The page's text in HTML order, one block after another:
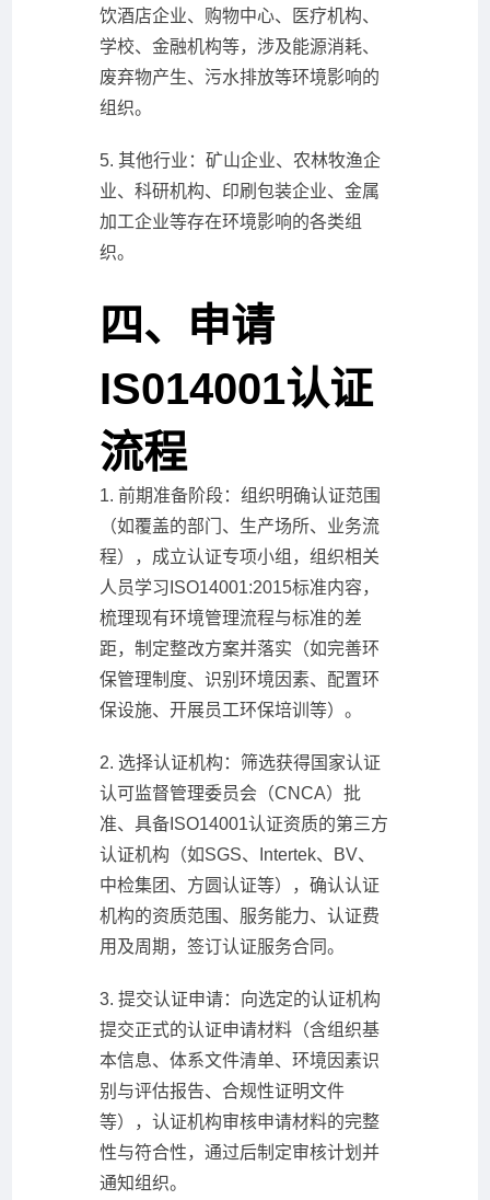
饮酒店企业、购物中心、医疗机构、
学校、金融机构等，涉及能源消耗、
废弃物产生、污水排放等环境影响的
组织。
5. 其他行业：矿山企业、农林牧渔企
业、科研机构、印刷包装企业、金属
加工企业等存在环境影响的各类组
织。
四、申请
IS014001认证
流程
1. 前期准备阶段：组织明确认证范围
（如覆盖的部门、生产场所、业务流
程），成立认证专项小组，组织相关
人员学习ISO14001:2015标准内容，
梳理现有环境管理流程与标准的差
距，制定整改方案并落实（如完善环
保管理制度、识别环境因素、配置环
保设施、开展员工环保培训等）。
2. 选择认证机构：筛选获得国家认证
认可监督管理委员会（CNCA）批
准、具备ISO14001认证资质的第三方
认证机构（如SGS、Intertek、BV、
中检集团、方圆认证等），确认认证
机构的资质范围、服务能力、认证费
用及周期，签订认证服务合同。
3. 提交认证申请：向选定的认证机构
提交正式的认证申请材料（含组织基
本信息、体系文件清单、环境因素识
别与评估报告、合规性证明文件
等），认证机构审核申请材料的完整
性与符合性，通过后制定审核计划并
通知组织。